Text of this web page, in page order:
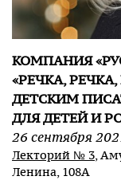
КОМПАНИЯ
«РЕЧКА,
ДЕТСКИМ
ДЛЯ ДЕТЕЙ И
26сентября
Лекторий № 3,
Ленина, 108А